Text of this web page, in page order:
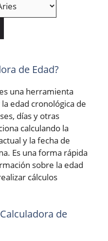
de Edad?
una herramienta
edad cronológica de
días y otras
calculando la
y la fecha de
Es una forma rápida
sobre la edad
cálculos
de